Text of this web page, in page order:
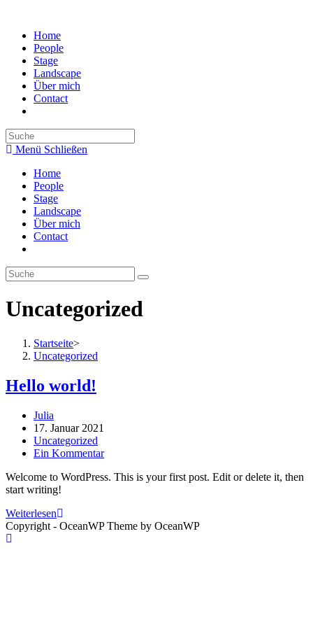
springenHome
People
Stage
Landscape
Über mich
Contact
Search
thisMenü Schließen
Home
People
Stage
Landscape
Über mich
Contact
Uncategorized
Startseite>
Uncategorized
Hello world!
Beitrags-
Autor:
Julia
Beitrag
veröffentlicht:
17. Januar 2021
Beitrags-
Kategorie:
Uncategorized
Beitrags-
Ein Kommentar
Welcome to WordPress. This is your first post. Edit or delete it, then
start writing!
WeiterlesenHello
world!
Copyright - OceanWP Theme by OceanWP